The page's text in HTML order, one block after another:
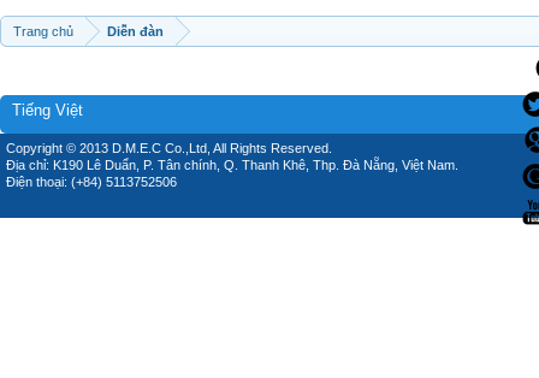
Trang chủ Diễn đàn
Tiếng Việt
Copyright © 2013 D.M.E.C Co.,Ltd, All Rights Reserved.
Địa chỉ: K190 Lê Duẩn, P. Tân chính, Q. Thanh Khê, Thp. Đà Nẵng, Việt Nam.
Điện thoại: (+84) 5113752506